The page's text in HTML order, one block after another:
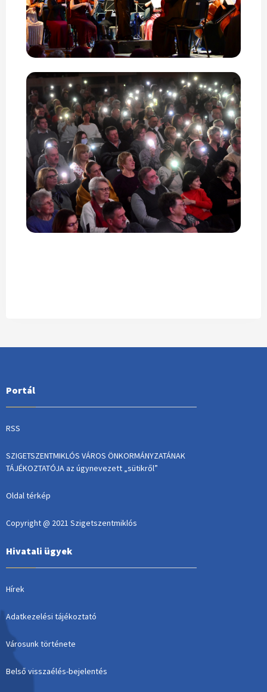
Portál
RSS
SZIGETSZENTMIKLÓS VÁROS ÖNKORMÁNYZATÁNAK
TÁJÉKOZTATÓJA az úgynevezett „sütikről”
Oldal térkép
Copyright @ 2021 Szigetszentmiklós
Hivatali ügyek
Hírek
Adatkezelési tájékoztató
Városunk története
Belső visszaélés-bejelentés